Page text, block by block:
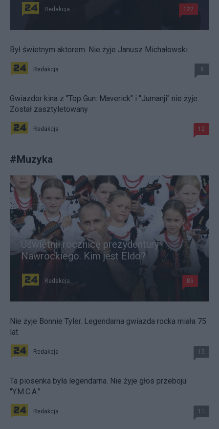
Redakcja 122
Był świetnym aktorem. Nie żyje Janusz Michałowski
Redakcja 8
Gwiazdor kina z "Top Gun: Maverick" i "Jumanji" nie żyje.
Został zasztyletowany
Redakcja 12
#Muzyka
Uświetnił rocznicę prezydentury
Nawrockiego. Kim jest Eldo?
Redakcja 85
Nie żyje Bonnie Tyler. Legendarna gwiazda rocka miała 75
lat
Redakcja 15
Ta piosenka była legendarna. Nie żyje głos przeboju
"Y.M.C.A."
Redakcja 11